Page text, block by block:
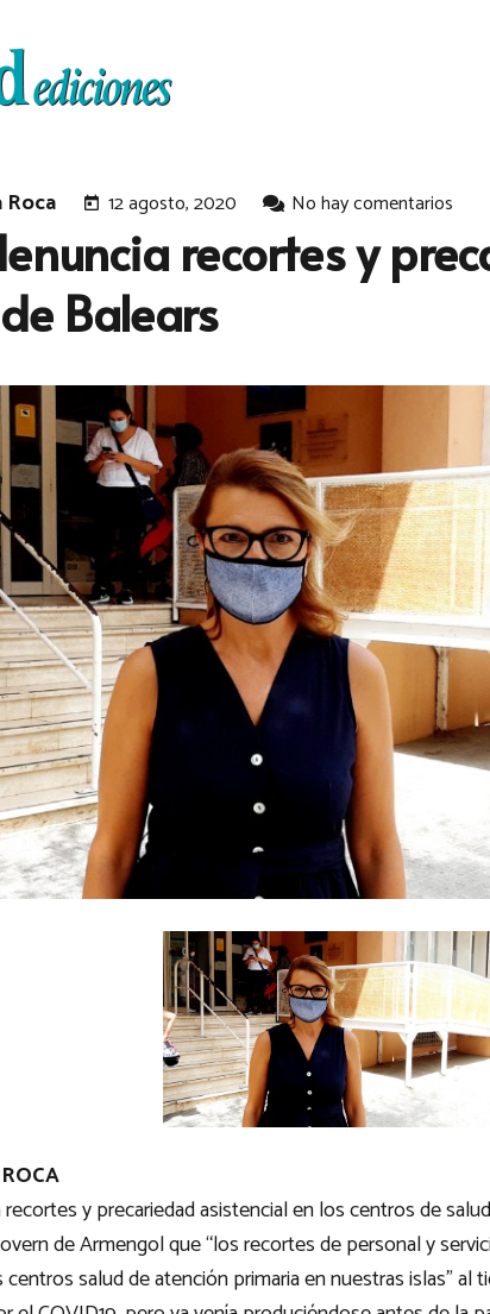
Roca today 12 agosto, 2020 No hay comentarios
recortes y
Balears
recortes y precariedad asistencial en los centros de
de Armengol que “los recortes de personal y
salud de atención primaria en nuestras islas” al